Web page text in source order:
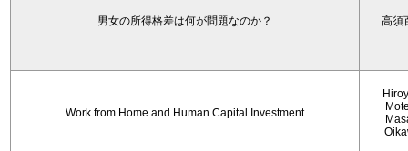
男女の所得格差は何が問題なのか？ 高須
Work from Home and Human Capital Investment